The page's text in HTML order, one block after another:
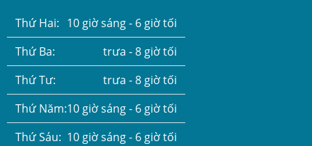
Thứ Hai: 10 giờ sáng - 6 giờ tối
Thứ Ba:
trưa - 8 giờ tối
Thứ Tư:
trưa - 8 giờ tối
Thứ Năm:10 giờ sáng - 6 giờ tối
Thứ Sáu: 10 giờ sáng - 6 giờ tối